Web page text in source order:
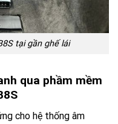
tại gần ghế lái
qua phầm mềm
cho hệ thống âm